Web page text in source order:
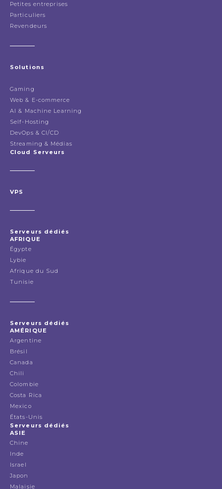
Petites entreprises
Particuliers
Revendeurs
Solutions
Gaming
Web & E-commerce
AI & Machine Learning
Self-Hosting
DevOps & CI/CD
Streaming & Médias
Cloud Serveurs
VPS
Serveurs dédiés
AFRIQUE
Égypte
Lybie
Afrique du Sud
Tunisie
Serveurs dédiés
AMÉRIQUE
Argentine
Brésil
Canada
Chili
Colombie
Costa Rica
Mexico
États-Unis
Serveurs dédiés
ASIE
Chine
Inde
Israel
Japon
Malaisie